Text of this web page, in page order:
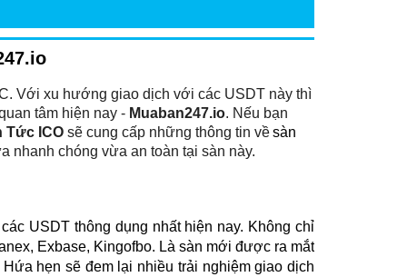
Với xu hướng giao dịch với các USDT này thì
tâm hiện nay - Muaban247.io. Nếu bạn
Tức ICO sẽ cung cấp những thông tin vềsàn
nhanh chóng vừa an toàn tại sàn này.
USDT thông dụng nhất hiện nay. Không chỉ
Exbase, Kingofbo. Là sàn mới được ra mắt
hẹn sẽ đem lại nhiều trải nghiệm giao dịch